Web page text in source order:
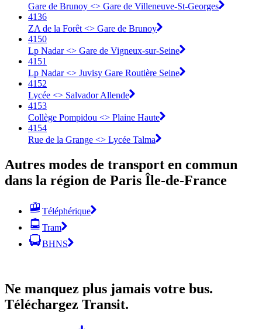
Gare de Brunoy <> Gare de Villeneuve-St-Georges
4136
ZA de la Forêt <> Gare de Brunoy
4150
Lp Nadar <> Gare de Vigneux-sur-Seine
4151
Lp Nadar <> Juvisy Gare Routière Seine
4152
Lycée <> Salvador Allende
4153
Collège Pompidou <> Plaine Haute
4154
Rue de la Grange <> Lycée Talma
Autres modes de transport en commun
dans la région de Paris Île-de-France
Téléphérique
Tram
BHNS
Ne manquez plus jamais votre bus.
Téléchargez Transit.